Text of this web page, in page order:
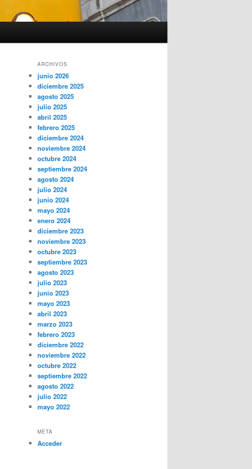
ARCHIVOS
junio 2026
diciembre 2025
agosto 2025
julio 2025
abril 2025
febrero 2025
diciembre 2024
noviembre 2024
octubre 2024
septiembre 2024
agosto 2024
julio 2024
junio 2024
mayo 2024
enero 2024
diciembre 2023
noviembre 2023
octubre 2023
septiembre 2023
agosto 2023
julio 2023
junio 2023
mayo 2023
abril 2023
marzo 2023
febrero 2023
diciembre 2022
noviembre 2022
octubre 2022
septiembre 2022
agosto 2022
julio 2022
mayo 2022
META
Acceder